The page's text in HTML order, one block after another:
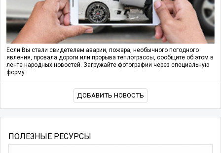
Если Вы стали свидетелем аварии, пожара, необычного погодного
явления, провала дороги или прорыва теплотрассы, сообщите об этом в
ленте народных новостей. Загружайте фотографии через специальную
форму.
ДОБАВИТЬ НОВОСТЬ
ПОЛЕЗНЫЕ РЕСУРСЫ